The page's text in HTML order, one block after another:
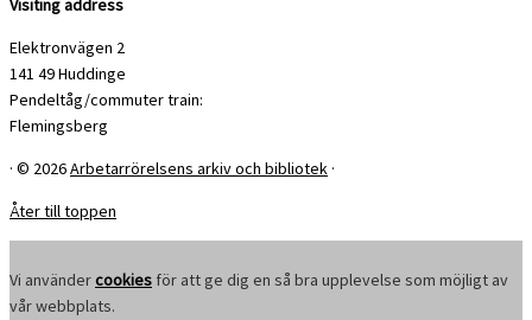
Visiting address
Elektronvägen 2
141 49 Huddinge
Pendeltåg/commuter train:
Flemingsberg
· © 2026Arbetarrörelsens arkiv och bibliotek ·
Åter till toppen
Vi användercookies för att ge dig en så bra upplevelse som möjligt av
vår webbplats.